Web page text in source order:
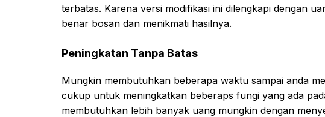
terbatas. Karena versi modifikasi ini dilengkapi dengan
benar bosan dan menikmati hasilnya.
Peningkatan Tanpa Batas
Mungkin membutuhkan beberapa waktu sampai anda
cukup untuk meningkatkan beberaps fungi yang ada
membutuhkan lebih banyak uang mungkin dengan